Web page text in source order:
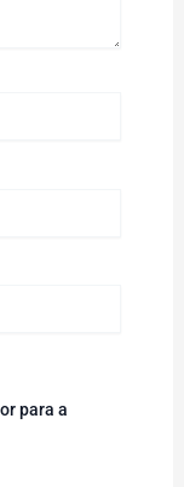
para a